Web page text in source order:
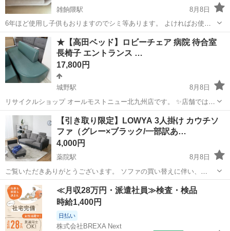
雑餉隈駅
8月8日
6年ほど使用し子供もおりますのでシミ等あります。 よければお使い
いただければ幸いです。 喫煙者ペットいません。
福岡 大野城市 雑餉隈駅 ソファ
★【高田ベッド】ロビーチェア 病院 待合室
長椅子 エントランス …
17,800円
城野駅
8月8日
リサイクルショップ オールモストニュー北九州店です。 ✨️店舗では、
期間限定でネット表示価格よりも特別割引をしている商品もございま
す!! 気になっている商品がありましまら、是非ご来店いただくかお問
い合わせ下さいませ!! ...
福岡 北九州市 城野駅 ソファ
【引き取り限定】LOWYA 3人掛け カウチソ
ファ（グレー×ブラック/一部訳あ…
4,000円
薬院駅
8月8日
ご覧いただきありがとうございます。 ソファの買い替えに伴い、
LOWYA（ロウヤ）の3人掛けカウチソファをお譲りいたします。 ★お
得な専用替えカバー（レッド）もお付けします！ LOWYA純正のファ
ブリック部分用替えカバー（赤色...
福岡 福岡市 薬院駅 ソファ
≪月収28万円・派遣社員≫検査・検品
時給1,400円
日払い
株式会社BREXA Next